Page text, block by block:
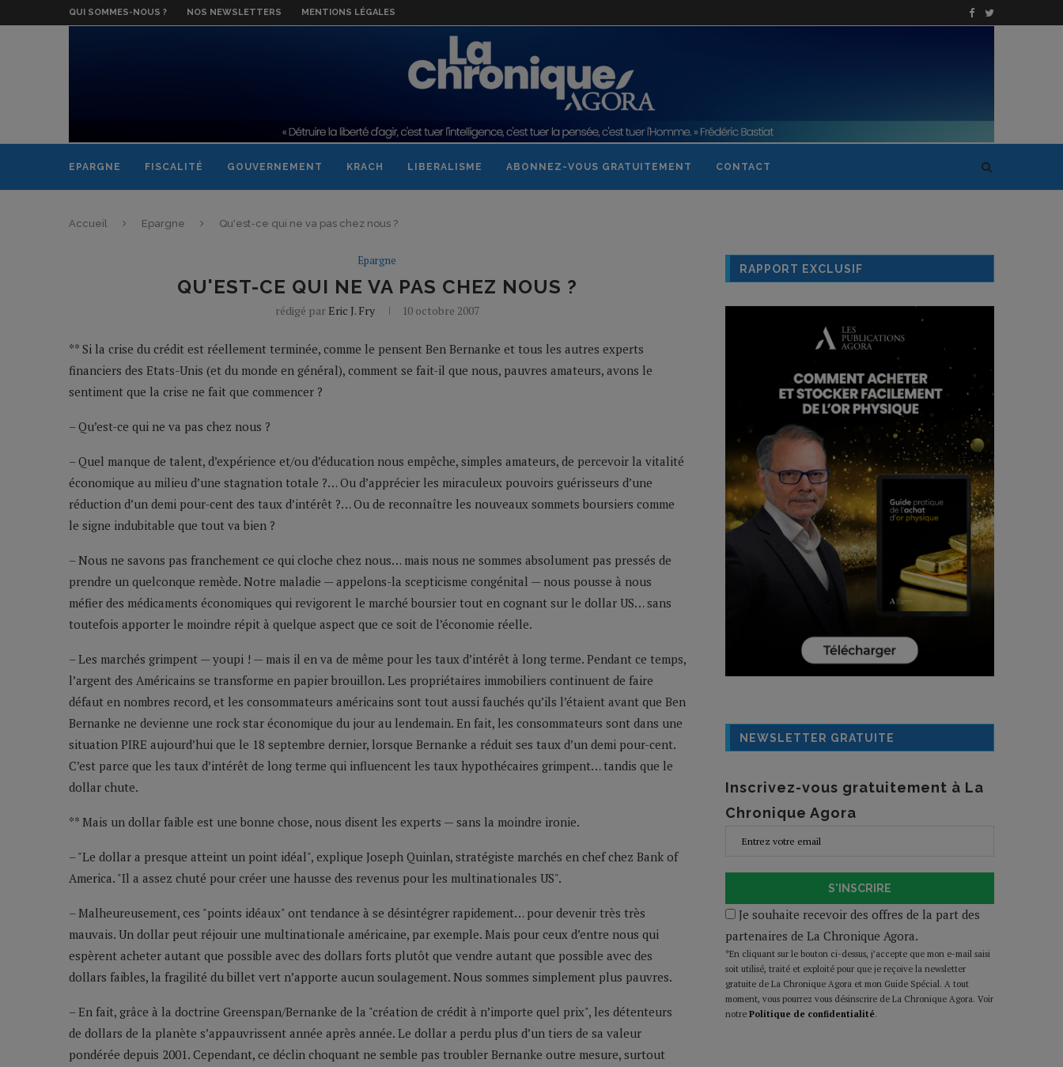
QUI SOMMES-NOUS ? NOS NEWSLETTERS MENTIONS LÉGALES
EPARGNE FISCALITÉ GOUVERNEMENT KRACH LIBERALISME ABONNEZ-VOUS GRATUITEMENT CONTACT
Accueil Epargne Qu'est-ce qui ne va pas chez nous ?
Epargne
QU'EST-CE QUI NE VA PAS CHEZ NOUS ?
rédigé par Eric J. Fry 10 octobre 2007
** Si la crise du crédit est réellement terminée, comme le pensent Ben Bernanke et tous les autres experts
financiers des Etats-Unis (et du monde en général), comment se fait-il que nous, pauvres amateurs, avons le
sentiment que la crise ne fait que commencer ?
– Qu’est-ce qui ne va pas chez nous ?
– Quel manque de talent, d’expérience et/ou d’éducation nous empêche, simples amateurs, de percevoir la vitalité
économique au milieu d’une stagnation totale ?… Ou d’apprécier les miraculeux pouvoirs guérisseurs d’une
réduction d’un demi pour-cent des taux d’intérêt ?… Ou de reconnaître les nouveaux sommets boursiers comme
le signe indubitable que tout va bien ?
– Nous ne savons pas franchement ce qui cloche chez nous… mais nous ne sommes absolument pas pressés de
prendre un quelconque remède. Notre maladie — appelons-la scepticisme congénital — nous pousse à nous
méfier des médicaments économiques qui revigorent le marché boursier tout en cognant sur le dollar US… sans
toutefois apporter le moindre répit à quelque aspect que ce soit de l’économie réelle.
– Les marchés grimpent — youpi ! — mais il en va de même pour les taux d’intérêt à long terme. Pendant ce temps,
l’argent des Américains se transforme en papier brouillon. Les propriétaires immobiliers continuent de faire
défaut en nombres record, et les consommateurs américains sont tout aussi fauchés qu’ils l’étaient avant que Ben
Bernanke ne devienne une rock star économique du jour au lendemain. En fait, les consommateurs sont dans une
situation PIRE aujourd’hui que le 18 septembre dernier, lorsque Bernanke a réduit ses taux d’un demi pour-cent.
C’est parce que les taux d’intérêt de long terme qui influencent les taux hypothécaires grimpent… tandis que le
dollar chute.
** Mais un dollar faible est une bonne chose, nous disent les experts — sans la moindre ironie.
– "Le dollar a presque atteint un point idéal", explique Joseph Quinlan, stratégiste marchés en chef chez Bank of
America. "Il a assez chuté pour créer une hausse des revenus pour les multinationales US".
– Malheureusement, ces "points idéaux" ont tendance à se désintégrer rapidement… pour devenir très très
mauvais. Un dollar peut réjouir une multinationale américaine, par exemple. Mais pour ceux d’entre nous qui
espèrent acheter autant que possible avec des dollars forts plutôt que vendre autant que possible avec des
dollars faibles, la fragilité du billet vert n’apporte aucun soulagement. Nous sommes simplement plus pauvres.
– En fait, grâce à la doctrine Greenspan/Bernanke de la "création de crédit à n’importe quel prix", les détenteurs
de dollars de la planète s’appauvrissent année après année. Le dollar a perdu plus d’un tiers de sa valeur
pondérée depuis 2001. Cependant, ce déclin choquant ne semble pas troubler Bernanke outre mesure, surtout
RAPPORT EXCLUSIF
NEWSLETTER GRATUITE
Inscrivez-vous gratuitement à La
Chronique Agora
S'INSCRIRE
Je souhaite recevoir des offres de la part des
partenaires de La Chronique Agora.
*En cliquant sur le bouton ci-dessus, j’accepte que mon e-mail saisi
soit utilisé, traité et exploité pour que je reçoive la newsletter
gratuite de La Chronique Agora et mon Guide Spécial. A tout
moment, vous pourrez vous désinscrire de La Chronique Agora. Voir
notre Politique de confidentialité.